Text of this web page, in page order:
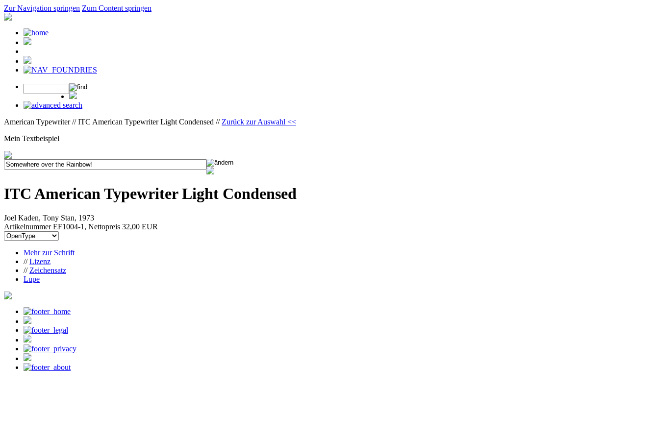
Zur Navigation springen Zum Content springen
American Typewriter // ITC American Typewriter Light Condensed // Zurück zur Auswahl <<
Mein Textbeispiel
ITC American Typewriter Light Condensed
Joel Kaden, Tony Stan, 1973
Artikelnummer EF1004-1, Nettopreis 32,00 EUR
Mehr zur Schrift
//Lizenz
// Zeichensatz
Lupe